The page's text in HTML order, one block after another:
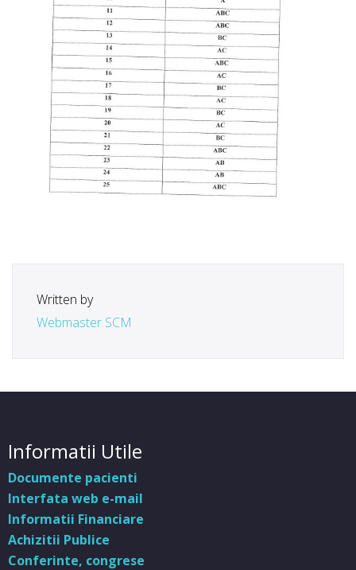
Written by
Webmaster SCM
Informatii Utile
Documente pacienti
Interfata web e-mail
Informatii Financiare
Achizitii Publice
Conferinte, congrese